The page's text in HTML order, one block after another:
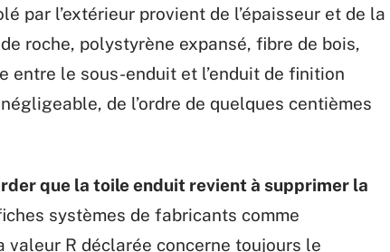
par l’extérieur provient de l’épaisseur et de la
roche, polystyrène expansé, fibre de bois,
entre le sous-enduit et l’enduit de finition
de l’ordre de quelques centièmes
que la toile enduit revient à supprimer la
systèmes de fabricants comme
R déclarée concerne toujours le